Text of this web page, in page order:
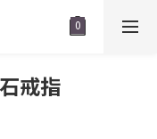
戒指